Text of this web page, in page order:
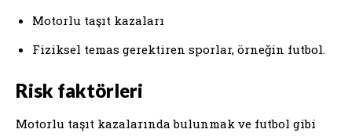
Motorlu taşıt kazaları
Fiziksel temas gerektiren sporlar, örneğin futbol.
Risk faktörleri
Motorlu taşıt kazalarında bulunmak ve futbol gibi